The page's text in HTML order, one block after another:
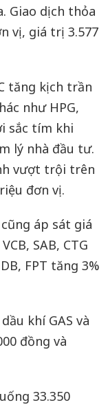
Giao dịch thỏa
vị, giá trị 3.577
tăng kịch trần
như HPG,
sắc tím khi
lý nhà đầu tư.
vượt trội trên
đơn vị.
áp sát giá
SAB, CTG
FPT tăng 3%
khí GAS và
đồng và
33.350